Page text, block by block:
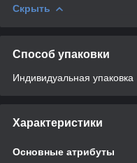
Скрыть
Способ упаковки
Индивидуальная упаковка
Характеристики
Основные атрибуты